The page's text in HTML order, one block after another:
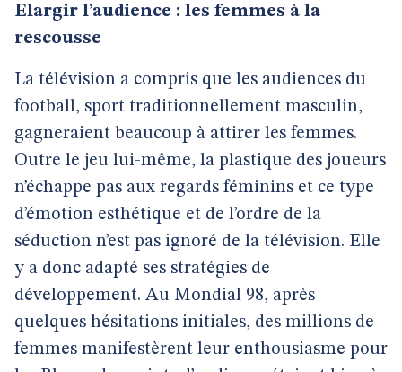
Elargir l’audience : les femmes à la
rescousse
La télévision a compris que les audiences du
football, sport traditionnellement masculin,
gagneraient beaucoup à attirer les femmes.
Outre le jeu lui-même, la plastique des joueurs
n’échappe pas aux regards féminins et ce type
d’émotion esthétique et de l’ordre de la
séduction n’est pas ignoré de la télévision. Elle
y a donc adapté ses stratégies de
développement. Au Mondial 98, après
quelques hésitations initiales, des millions de
femmes manifestèrent leur enthousiasme pour